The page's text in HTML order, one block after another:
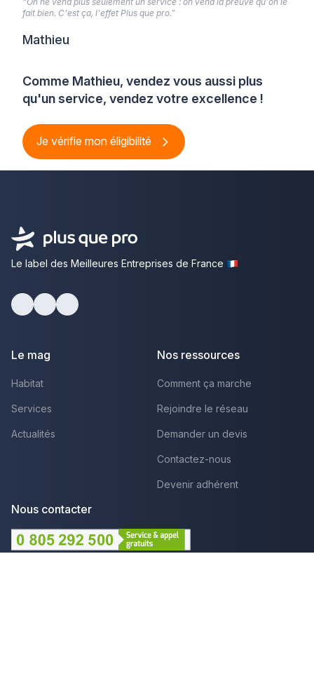
Comme Mathieu, vendez vous aussi plus
qu'un service, vendez votre excellence !
Je vérifie mon éligibilité
fait bien. C'est ça, l'effet Plus que pro.”
Mathieu
Le label des Meilleures Entreprises de France
Le mag
Habitat
Services
Actualités
Nos ressources
Comment ça marche
Rejoindre le réseau
Demander un devis
Contactez-nous
Devenir adhérent
Nous contacter